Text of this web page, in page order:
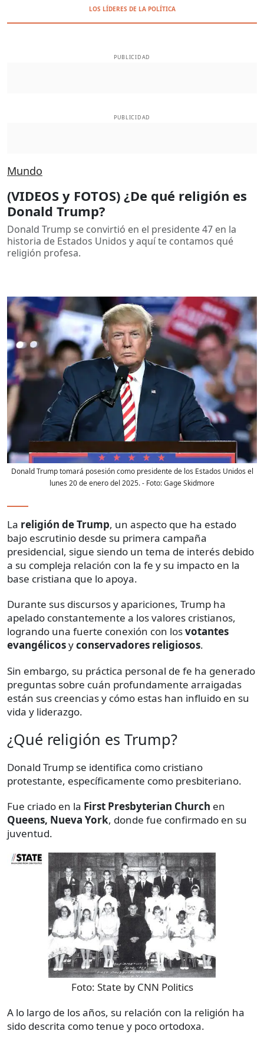
LOS LÍDERES DE LA POLÍTICA
PUBLICIDAD
PUBLICIDAD
Mundo
(VIDEOS y FOTOS) ¿De qué religión es
Donald Trump?
Donald Trump se convirtió en el presidente 47 en la
historia de Estados Unidos y aquí te contamos qué
religión profesa.
Donald Trump tomará posesión como presidente de los Estados Unidos el
lunes 20 de enero del 2025.- Foto:Gage Skidmore
La religión de Trump, un aspecto que ha estado
bajo escrutinio desde su primera campaña
presidencial, sigue siendo un tema de interés debido
a su compleja relación con la fe y su impacto en la
base cristiana que lo apoya.
Durante sus discursos y apariciones, Trump ha
apelado constantemente a los valores cristianos,
logrando una fuerte conexión con losvotantes
evangélicosyconservadores religiosos.
Sin embargo, su práctica personal de fe ha generado
preguntas sobre cuán profundamente arraigadas
están sus creencias y cómo estas han influido en su
vida y liderazgo.
¿Qué religión es Trump?
Donald Trump se identifica como cristiano
protestante, específicamente como presbiteriano.
Fue criado en la First Presbyterian Church en
Queens, Nueva York, donde fue confirmado en su
juventud.
Foto: State by CNN Politics
A lo largo de los años, su relación con la religión ha
sido descrita como tenue y poco ortodoxa.